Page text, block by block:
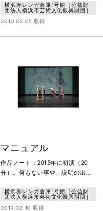
自意識の揺らぎが一人称で綴られ
た太宰治の短編小説「女生徒」に
インスパイアされたソロダンス作
品。
横浜赤レンガ倉庫1号館［公益財
団法人横浜市芸術文化振興財団］
2010.02.05 収録
マニュアル
作品ノート：2015年に初演（20
分）。何もない事や、説明の出来
ンの中で、様々な「実験」を試
み、ダンサーを［実験用ラット］
横浜赤レンガ倉庫1号館［公益財
団法人横浜市芸術文化振興財団］
2019.02.10 収録